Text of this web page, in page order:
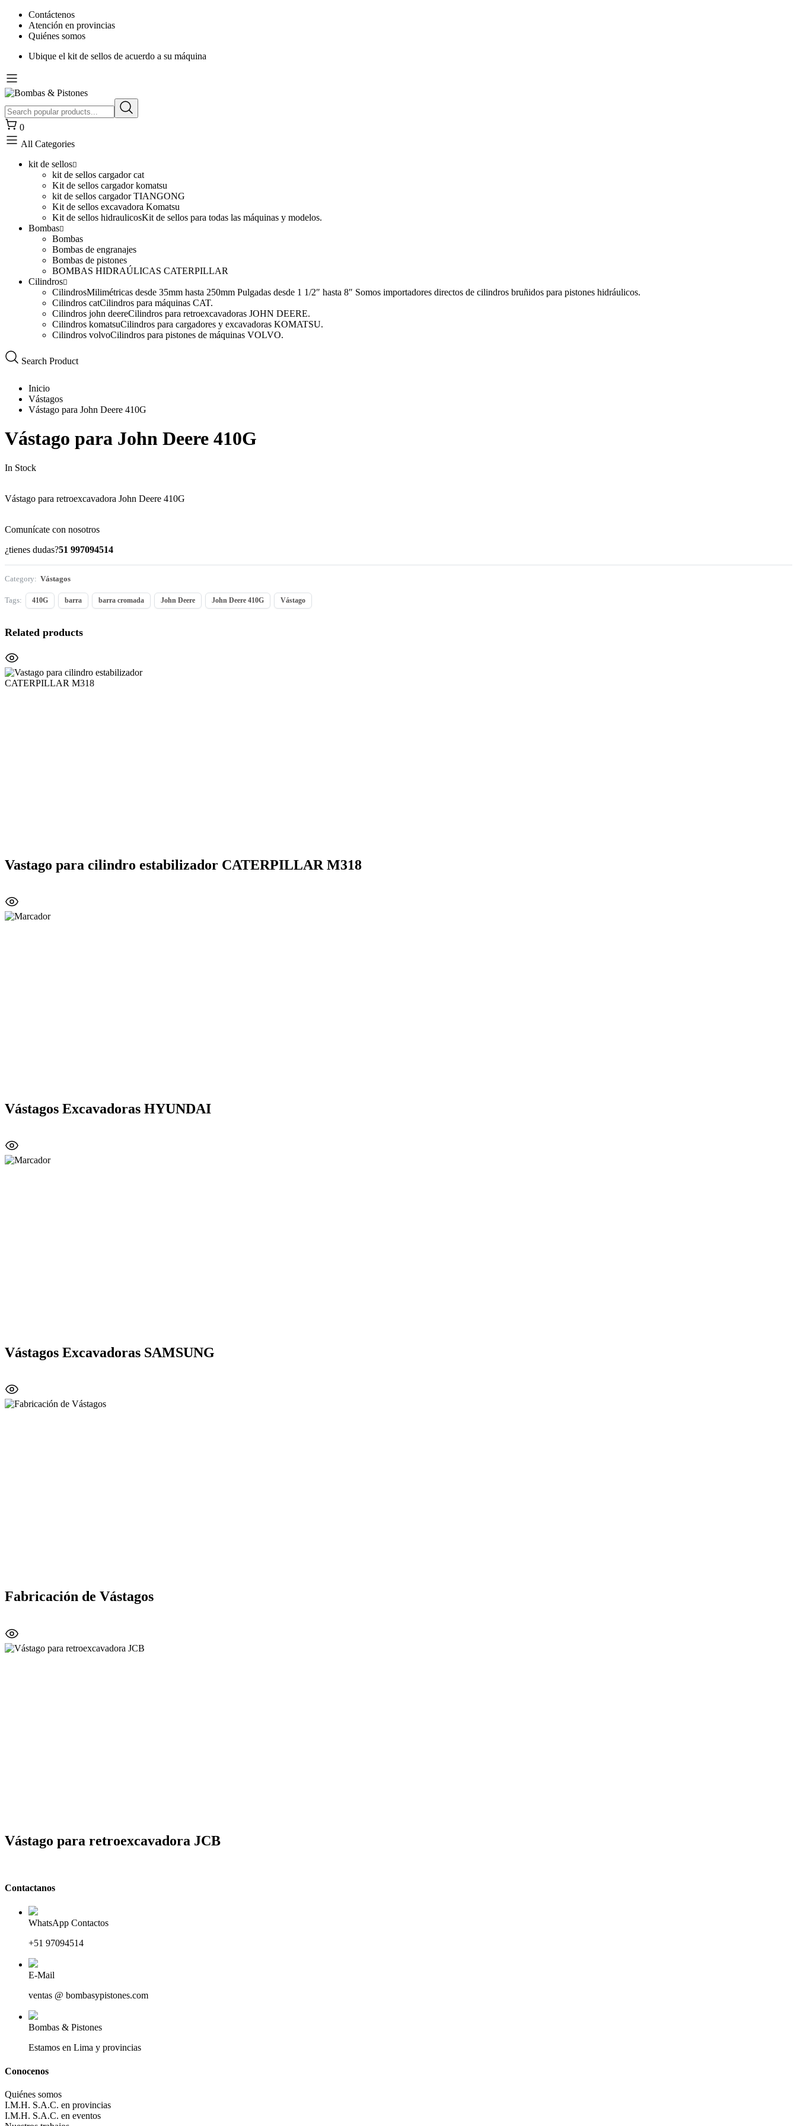
Contáctenos
Atención en provincias
Quiénes somos
Ubique el kit de sellos de acuerdo a su máquina
0
All Categories
kit de sellos
kit de sellos cargador cat
Kit de sellos cargador komatsu
kit de sellos cargador TIANGONG
Kit de sellos excavadora Komatsu
Kit de sellos hidraulicosKit de sellos para todas las máquinas y modelos.
Bombas
Bombas
Bombas de engranajes
Bombas de pistones
BOMBAS HIDRAÚLICAS CATERPILLAR
Cilindros
CilindrosMilimétricas desde 35mm hasta 250mm Pulgadas desde 1 1/2″ hasta 8″ Somos importadores directos de cilindros bruñidos para pistones hidráulicos.
Cilindros catCilindros para máquinas CAT.
Cilindros john deereCilindros para retroexcavadoras JOHN DEERE.
Cilindros komatsuCilindros para cargadores y excavadoras KOMATSU.
Cilindros volvoCilindros para pistones de máquinas VOLVO.
Search Product
Inicio
Vástagos
Vástago para John Deere 410G
Vástago para John Deere 410G
In Stock
Vástago para retroexcavadora John Deere 410G
Comunícate con nosotros
¿tienes dudas?51 997094514
Category: Vástagos
Tags: 410G barra barra cromada John Deere John Deere 410G Vástago
Related products
Vastago para cilindro estabilizador CATERPILLAR M318
Vástagos Excavadoras HYUNDAI
Vástagos Excavadoras SAMSUNG
Fabricación de Vástagos
Vástago para retroexcavadora JCB
Contactanos
WhatsApp Contactos
+51 97094514
E-Mail
ventas @ bombasypistones.com
Bombas & Pistones
Estamos en Lima y provincias
Conocenos
Quiénes somos
I.M.H. S.A.C. en provincias
I.M.H. S.A.C. en eventos